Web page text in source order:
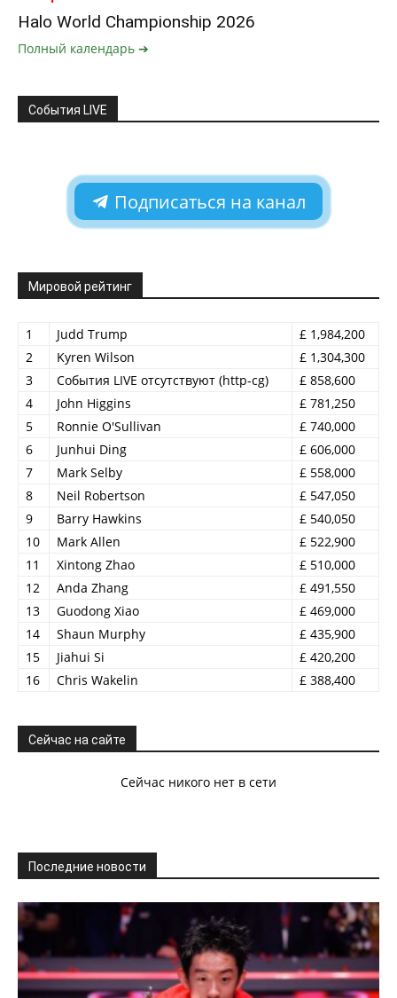
Halo World Championship 2026
Полный календарь ➔
События LIVE
Подписаться на канал
Мировой рейтинг
1 Judd Trump
£ 1,984,200
2
Kyren Wilson
£ 1,304,300
3
События LIVE отсутствуют (http-cg)
£ 858,600
4
John Higgins
£ 781,250
5
Ronnie O'Sullivan
£ 740,000
6
Junhui Ding
£ 606,000
7
Mark Selby
£ 558,000
8
Neil Robertson
£ 547,050
9
Barry Hawkins
£ 540,050
10
Mark Allen
£ 522,900
11
Xintong Zhao
£ 510,000
12
Anda Zhang
£ 491,550
13
Guodong Xiao
£ 469,000
14
Shaun Murphy
£ 435,900
15
Jiahui Si
£ 420,200
16
Chris Wakelin £ 388,400
Сейчас на сайте
Сейчас никого нет в сети
Последние новости